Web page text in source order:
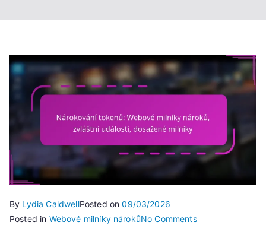
By Lydia CaldwellPosted on09/03/2026
Posted in Webové milníky nárokůNo Commentson